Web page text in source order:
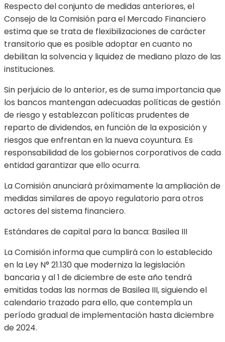
Respecto del conjunto de medidas anteriores, el
Consejo de la Comisión para el Mercado Financiero
estima que se trata de flexibilizaciones de carácter
transitorio que es posible adoptar en cuanto no
debilitan la solvencia y liquidez de mediano plazo de las
instituciones.
Sin perjuicio de lo anterior, es de suma importancia que
los bancos mantengan adecuadas políticas de gestión
de riesgo y establezcan políticas prudentes de
reparto de dividendos, en función de la exposición y
riesgos que enfrentan en la nueva coyuntura. Es
responsabilidad de los gobiernos corporativos de cada
entidad garantizar que ello ocurra.
La Comisión anunciará próximamente la ampliación de
medidas similares de apoyo regulatorio para otros
actores del sistema financiero.
Estándares de capital para la banca: Basilea III
La Comisión informa que cumplirá con lo establecido
en la Ley N° 21.130 que moderniza la legislación
bancaria y al 1 de diciembre de este año tendrá
emitidas todas las normas de Basilea III, siguiendo el
calendario trazado para ello, que contempla un
período gradual de implementación hasta diciembre
de 2024.